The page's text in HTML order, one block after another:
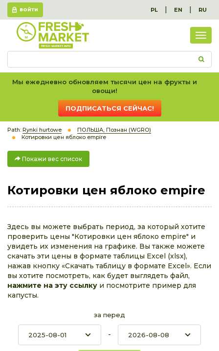
ВОЙТИ PL | EN | RU
вес
Мы ежедневно обновляем тысячи цен на фрукты и
овощи!
ПОДПИСАТЬСЯ СЕЙЧАС!
Path: Rynki hurtowe
ПОЛЬША, Познан (WGRO)
Котировки цен яблоко empire
Покажи вес список
Котировки цен яблоко empire
Здесь вы можете выбрать период, за который хотите
проверить цены "Котировки цен яблоко empire" и
увидеть их изменения на графике. Вы также можете
скачать эти цены в формате таблицы Excel (xlsx),
нажав кнопку «Скачать таблицу в формате Excel». Если
вы хотите посмотреть, как будет выглядеть файл,
нажмите на эту ссылку и посмотрите пример для
капусты.
за перед
-